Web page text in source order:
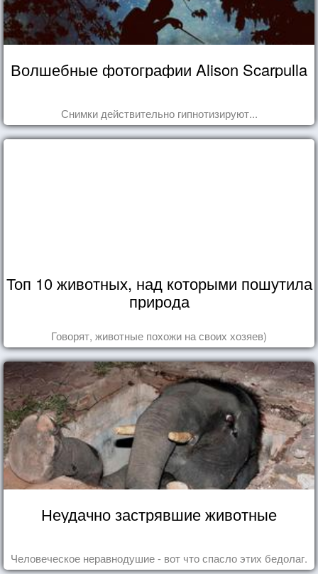
Волшебные фотографии Alison Scarpulla
Снимки действительно гипнотизируют...
Топ 10 животных, над которыми пошутила
природа
Говорят, животные похожи на своих хозяев)
Неудачно застрявшие животные
Человеческое неравнодушие - вот что спасло этих бедолаг.